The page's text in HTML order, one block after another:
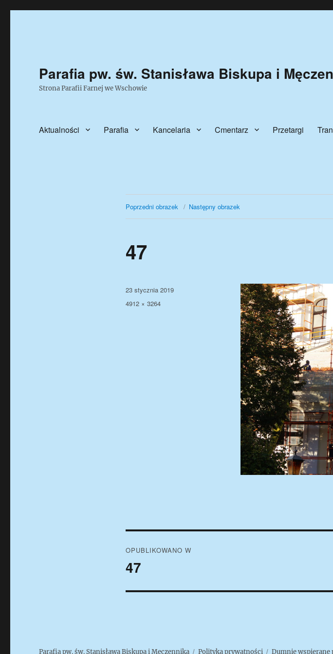
Parafia pw. św. Stanisława Biskupa i
Strona Parafii Farnej we Wschowie
Aktualności Parafia Kancelaria Cmentarz Przetargi
Poprzedni obrazek Następny obrazek
47
Data
publikacji
23 stycznia 2019
Pełny
4912 × 3264
wpisu
OPUBLIKOWANO W
47
Parafia pw. św. Stanisława Biskupa i Męczennika Polityka prywatności Dumnie wspierane